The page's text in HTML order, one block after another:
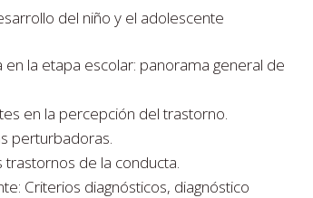
del niño y el adolescente
la etapa escolar: panorama general de
en la percepción del trastorno.
perturbadoras.
trastornos de la conducta.
Criterios diagnósticos, diagnóstico